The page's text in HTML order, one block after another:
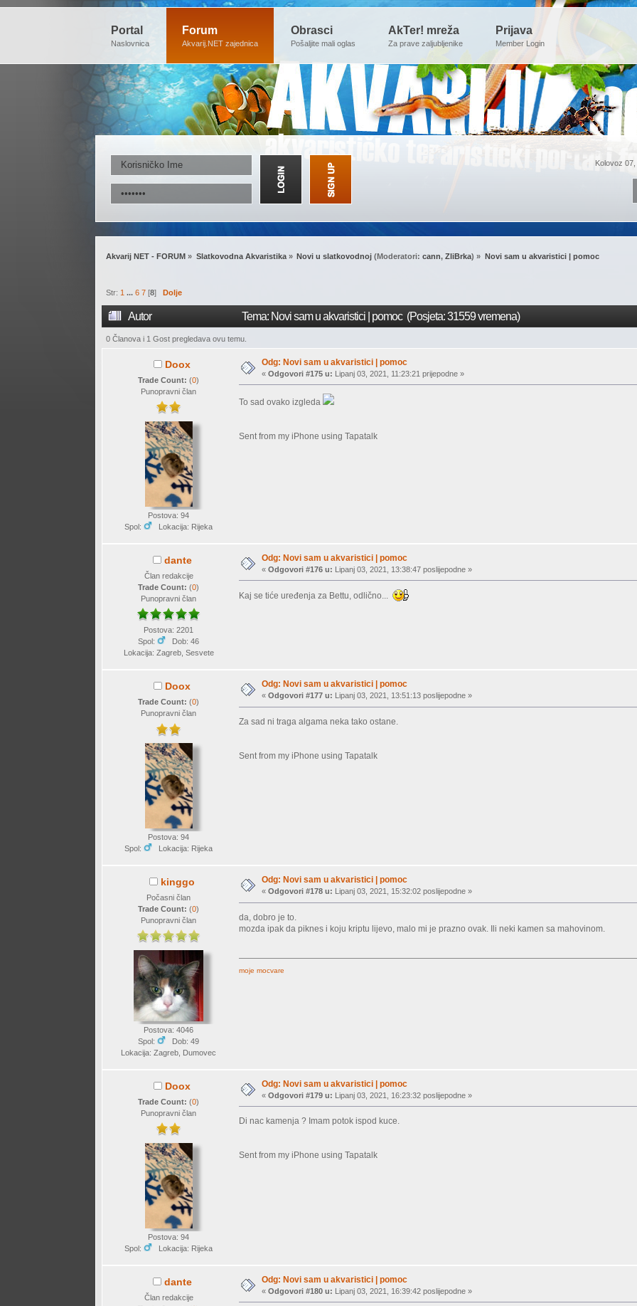
Portal
Naslovnica
Forum
Akvarij.NET zajednica
Obrasci
Pošaljite mali oglas
AkTer! mreža
Za prave zaljubljenike
Prijava
Member Login
Kolovoz
Akvarij NET - FORUM » Slatkovodna Akvaristika» Novi u slatkovodnoj (Moderatori:cann,ZliBrka) » Novi sam u akvaristici | pomoc
Str: 1 ... 6 7[8] Dolje
Autor Tema: Novi sam u akvaristici | pomoc (Posjeta: 31559 vremena)
0 Članova i 1 Gost pregledava ovu temu.
Doox
Trade Count:(0)
Punopravni član
Postova: 94
Spol:
Lokacija: Rijeka
Odg: Novi sam u akvaristici | pomoc
«Odgovori #175 u: Lipanj 03, 2021, 11:23:21 prijepodne »
To sad ovako izgleda
Sent from my iPhone using Tapatalk
dante
Član redakcije
Trade Count:(0)
Punopravni član
Postova: 2201
Spol:
Dob: 46
Lokacija: Zagreb, Sesvete
Odg: Novi sam u akvaristici | pomoc
«Odgovori #176 u: Lipanj 03, 2021, 13:38:47 poslijepodne »
Kaj se tiće uređenja za Bettu, odlično...
Doox
Trade Count:(0)
Punopravni član
Postova: 94
Spol:
Lokacija: Rijeka
Odg: Novi sam u akvaristici | pomoc
«Odgovori #177 u: Lipanj 03, 2021, 13:51:13 poslijepodne »
Za sad ni traga algama neka tako ostane.
Sent from my iPhone using Tapatalk
kinggo
Počasni član
Trade Count:(0)
Punopravni član
Postova: 4046
Spol:
Dob: 49
Lokacija: Zagreb, Dumovec
Odg: Novi sam u akvaristici | pomoc
«Odgovori #178 u: Lipanj 03, 2021, 15:32:02 poslijepodne »
da, dobro je to.
mozda ipak da piknes i koju kriptu lijevo, malo mi je prazno ovak. Ili neki kamen sa mahovinom.
moje mocvare
Doox
Trade Count:(0)
Punopravni član
Postova: 94
Spol:
Lokacija: Rijeka
Odg: Novi sam u akvaristici | pomoc
«Odgovori #179 u: Lipanj 03, 2021, 16:23:32 poslijepodne »
Di nac kamenja ? Imam potok ispod kuce.
Sent from my iPhone using Tapatalk
dante
Član redakcije
Odg: Novi sam u akvaristici | pomoc
«Odgovori #180 u: Lipanj 03, 2021, 16:39:42 poslijepodne »